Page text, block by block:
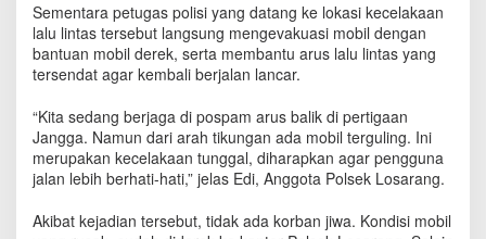
n
J
a
n
g
a
I
n
r
a
Sementara petugas polisi yang datang ke lokasi kecelakaan
lalu lintas tersebut langsung mengevakuasi mobil dengan
bantuan mobil derek, serta membantu arus lalu lintas yang
tersendat agar kembali berjalan lancar.
“Kita sedang berjaga di pospam arus balik di pertigaan
Jangga. Namun dari arah tikungan ada mobil terguling. Ini
merupakan kecelakaan tunggal, diharapkan agar pengguna
jalan lebih berhati-hati,” jelas Edi, Anggota Polsek Losarang.
Akibat kejadian tersebut, tidak ada korban jiwa. Kondisi mobil